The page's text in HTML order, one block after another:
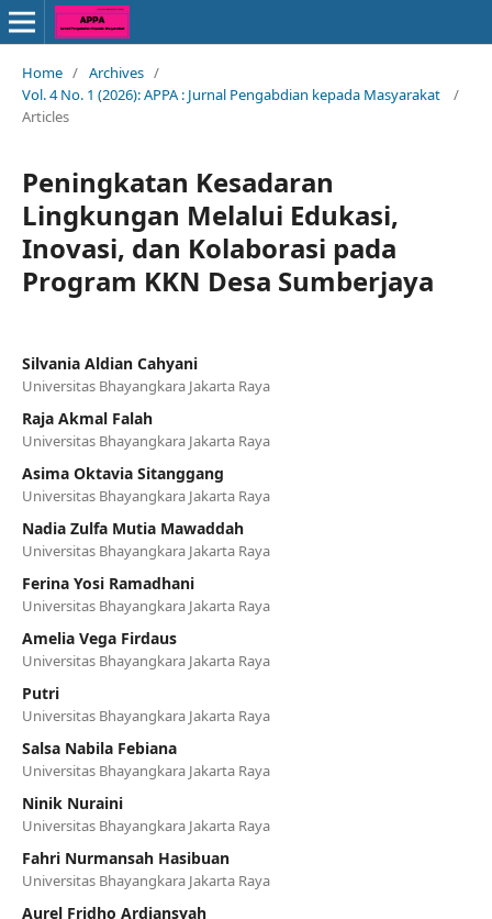
Home / Archives /
Vol. 4 No. 1 (2026): APPA : Jurnal Pengabdian kepada Masyarakat
/
Articles
Peningkatan Kesadaran
Lingkungan Melalui Edukasi,
Inovasi, dan Kolaborasi pada
Program KKN Desa Sumberjaya
Silvania Aldian Cahyani
Universitas Bhayangkara Jakarta Raya
Raja Akmal Falah
Universitas Bhayangkara Jakarta Raya
Asima Oktavia Sitanggang
Universitas Bhayangkara Jakarta Raya
Nadia Zulfa Mutia Mawaddah
Universitas Bhayangkara Jakarta Raya
Ferina Yosi Ramadhani
Universitas Bhayangkara Jakarta Raya
Amelia Vega Firdaus
Universitas Bhayangkara Jakarta Raya
Putri
Universitas Bhayangkara Jakarta Raya
Salsa Nabila Febiana
Universitas Bhayangkara Jakarta Raya
Ninik Nuraini
Universitas Bhayangkara Jakarta Raya
Fahri Nurmansah Hasibuan
Universitas Bhayangkara Jakarta Raya
Aurel Fridho Ardiansyah